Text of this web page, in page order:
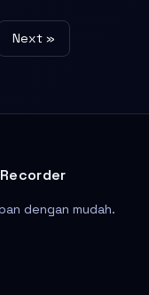
Next »
dengan mudah.